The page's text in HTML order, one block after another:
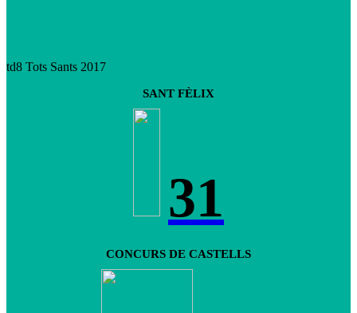
td8 Tots Sants 2017
SANT FÈLIX
31
CONCURS DE CASTELLS